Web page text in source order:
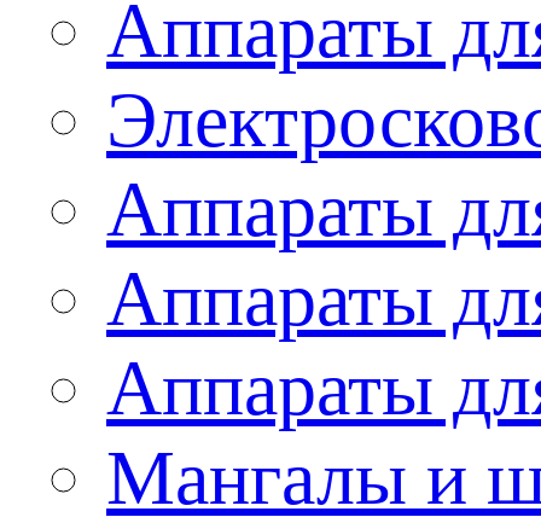
Аппараты
Аппараты
Аппараты
Аппараты
Мангалы и